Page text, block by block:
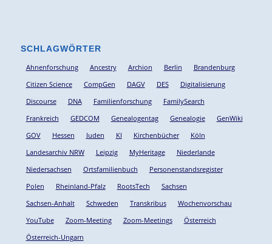
SCHLAGWÖRTER
Ahnenforschung Ancestry Archion Berlin
Brandenburg
Citizen Science
CompGen DAGV DES
Digitalisierung
Discourse
DNA Familienforschung
FamilySearch
Frankreich
GEDCOM Genealogentag Genealogie
GenWiki
GOV
Hessen Juden KI Kirchenbücher
Köln
Landesarchiv NRW
Leipzig MyHeritage
Niederlande
Niedersachsen
Ortsfamilienbuch
Personenstandsregister
Polen
Rheinland-Pfalz RootsTech
Sachsen
Sachsen-Anhalt
Schweden Transkribus
Wochenvorschau
YouTube
Zoom-Meeting Zoom-Meetings
Österreich
Österreich-Ungarn